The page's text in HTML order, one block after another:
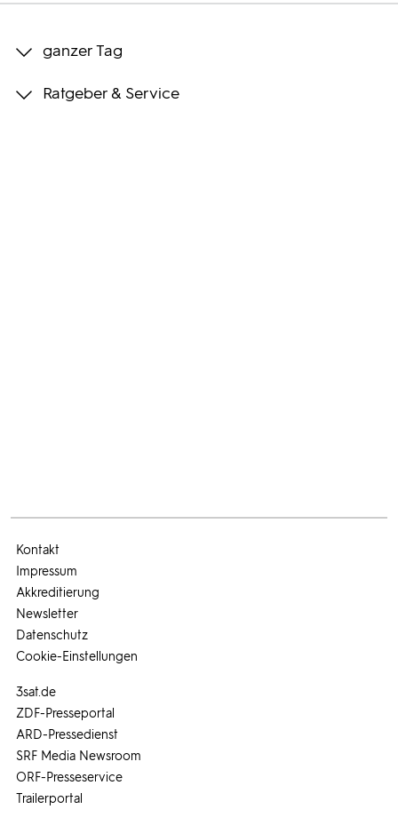
Bilder
ganzer Tag
Ratgeber & Service
3sat.de
ZDF-Presseportal
ARD-Pressedienst
SRF Media Newsroom
ORF-Presseservice
Trailerportal
Kontakt
Impressum
Akkreditierung
Newsletter
Datenschutz
Cookie-Einstellungen